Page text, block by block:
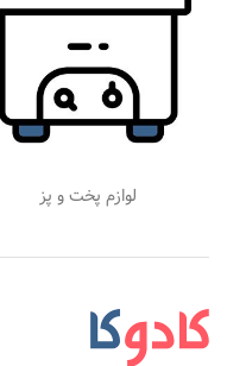
لوازم پخت و پز